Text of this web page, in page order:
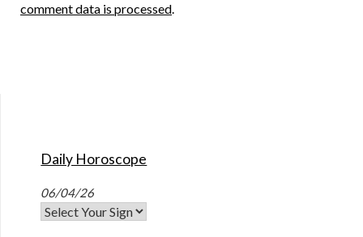
comment data is processed.
Daily Horoscope
06/04/26